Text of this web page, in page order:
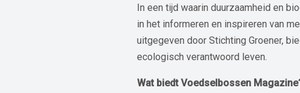
In een tijd waarin duurzaamheid en
in het informeren en inspireren van
uitgegeven door Stichting Groener,
ecologisch verantwoord leven.
Wat biedt Voedselbossen